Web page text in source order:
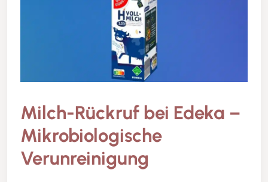
Milch-Rückruf bei Edeka –
Mikrobiologische
Verunreinigung